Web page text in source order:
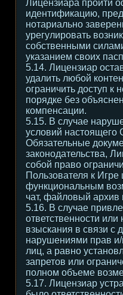
Лицензиара пройти
идентификацию,
нотариально
урегулировать
собственными
указанием своих
5.14. Лицензиар
удалить любой
ограничить доступ к
порядке без
компенсации.
5.15. В случае
условий настоящего
Обязательные
законодательства,
собой право
Пользователя к
функциональным
чат, файловый архив
5.16. В случае
ответственности
взыскания в связи
нарушениями прав и/
лиц, а равно
запретов или
полном объеме
5.17. Лицензиар